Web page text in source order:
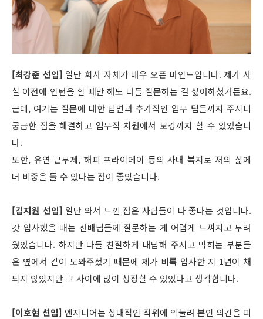
[최강준 선임] 일단 회사 자체가 매우 오픈 마인드입니다. 제가 사
실 이전에 인턴을 할 때만 해도 다들 질문하는 걸 싫어하셨거든요.
근데, 여기는 질문에 대한 답변과 추가적인 업무 팁들까지 주시니
궁금한 점을 해결하고 업무적 차원에서 보강까지 할 수 있었습니
다.
또한, 유연 근무제, 해피 프라이데이 등의 사내 복지로 저의 삶에
더 비중을 둘 수 있다는 점이 좋았습니다.
[김지원 선임] 일단 와서 느낀 점은 사람들이 다 좋다는 것입니다.
갓 입사했을 때는 선배님들께 질문하는 게 어렵게 느껴지고 두려
웠었습니다. 하지만 다들 친절하게 대답해 주시고 막히는 부분들
은 옆에서 같이 도와주셨기 때문에 제가 비록 입사한 지 1년이 채
되지 않았지만 그 사이에 많이 성장할 수 있었다고 생각합니다.
[이호현 선임] 엔지니어는 상대적인 직위에 억눌려 본인 의견을 피